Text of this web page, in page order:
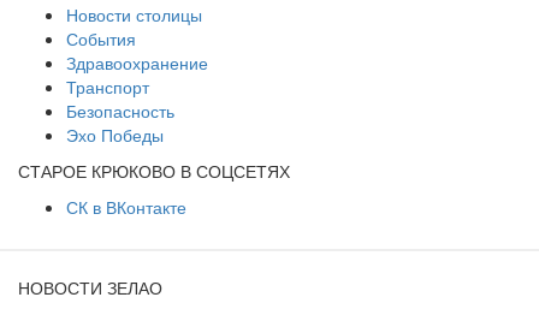
Новости столицы
События
Здравоохранение
Транспорт
Безопасность
Эхо Победы
СТАРОЕ КРЮКОВО В СОЦСЕТЯХ
СК в ВКонтакте
НОВОСТИ ЗЕЛАО